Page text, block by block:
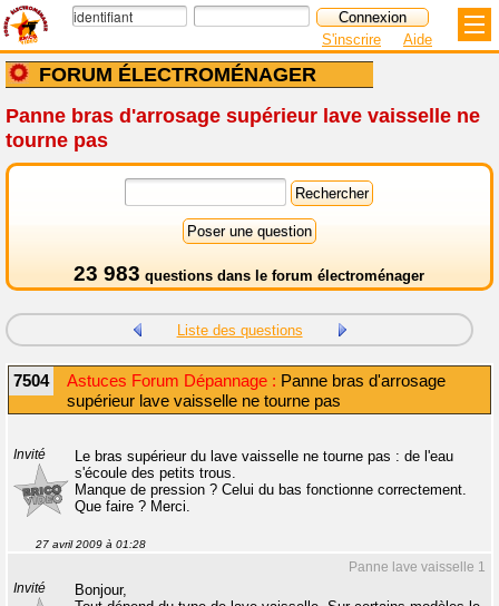
FORUM ÉLECTROMÉNAGER
S'inscrire Aide
Panne bras d'arrosage supérieur lave vaisselle ne
tourne pas
23 983 questions dans le forum électroménager
Liste des questions
7504 Astuces Forum Dépannage : Panne bras d'arrosage
supérieur lave vaisselle ne tourne pas
Invité
Le bras supérieur du lave vaisselle ne tourne pas : de l'eau
s'écoule des petits trous.
Manque de pression ? Celui du bas fonctionne correctement.
Que faire ? Merci.
27 avril 2009 à 01:28
Panne lave vaisselle 1
Invité
Bonjour,